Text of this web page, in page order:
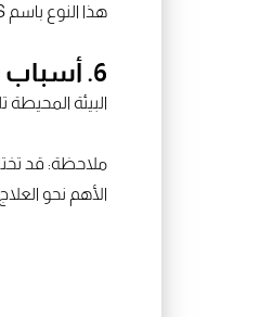
هذا النوع باسم PANDAS.
6. أسباب بيئية واجتماعية
البيئة
ملاحظة: قد
الأهم نحو العلاج.